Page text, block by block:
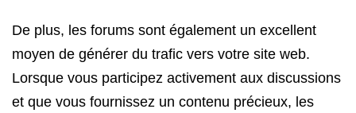
De plus, les forums sont également un excellent
moyen de générer du trafic vers votre site web.
Lorsque vous participez activement aux discussions
et que vous fournissez un contenu précieux, les